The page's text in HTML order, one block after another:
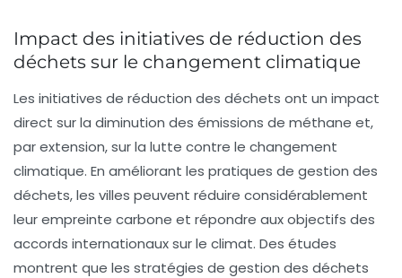
Impact des initiatives de réduction des
déchets sur le changement climatique
Les initiatives de réduction des déchets ont un impact
direct sur la diminution des émissions de méthane et,
par extension, sur la lutte contre le changement
climatique. En améliorant les pratiques de gestion des
déchets, les villes peuvent réduire considérablement
leur empreinte carbone et répondre aux objectifs des
accords internationaux sur le climat. Des études
montrent que les stratégies de gestion des déchets